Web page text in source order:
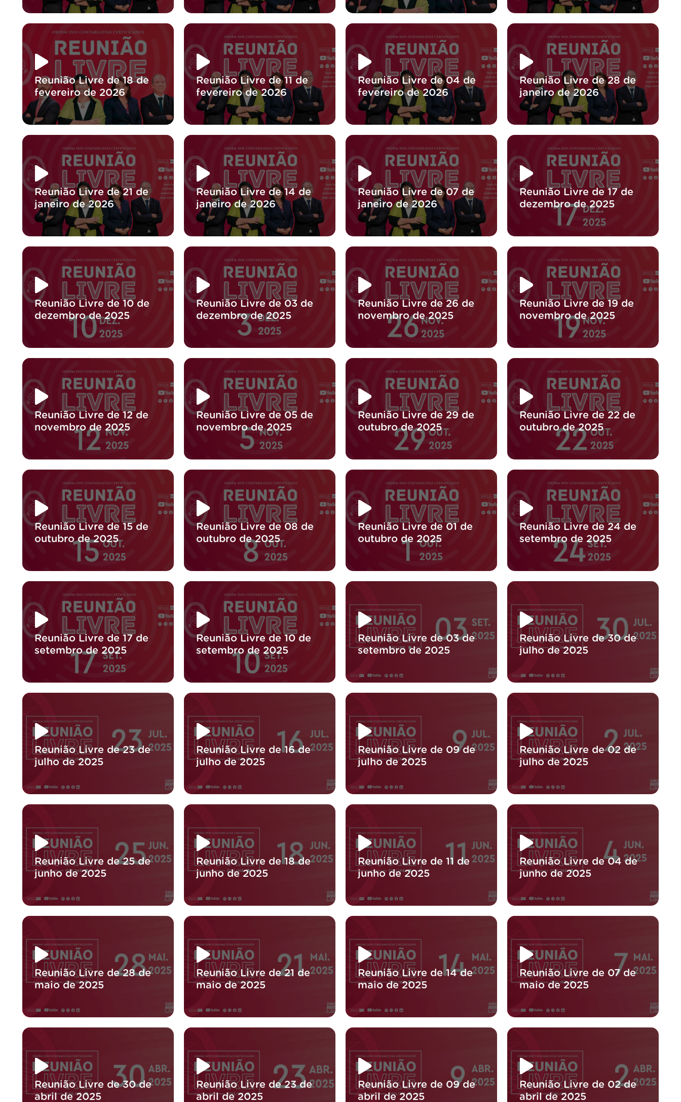
Reunião Livre de 18 de
fevereiro de 2026
Reunião Livre de 11 de
fevereiro de 2026
Reunião Livre de 04 de
fevereiro de 2026
Reunião Livre de 28 de
janeiro de 2026
Reunião Livre de 21 de
janeiro de 2026
Reunião Livre de 14 de
janeiro de 2026
Reunião Livre de 07 de
janeiro de 2026
Reunião Livre de 17 de
dezembro de 2025
Reunião Livre de 10 de
dezembro de 2025
Reunião Livre de 03 de
dezembro de 2025
Reunião Livre de 26 de
novembro de 2025
Reunião Livre de 19 de
novembro de 2025
Reunião Livre de 12 de
novembro de 2025
Reunião Livre de 05 de
novembro de 2025
Reunião Livre de 29 de
outubro de 2025
Reunião Livre de 22 de
outubro de 2025
Reunião Livre de 15 de
outubro de 2025
Reunião Livre de 08 de
outubro de 2025
Reunião Livre de 01 de
outubro de 2025
Reunião Livre de 24 de
setembro de 2025
Reunião Livre de 17 de
setembro de 2025
Reunião Livre de 10 de
setembro de 2025
Reunião Livre de 03 de
setembro de 2025
Reunião Livre de 30 de
julho de 2025
Reunião Livre de 23 de
julho de 2025
Reunião Livre de 16 de
julho de 2025
Reunião Livre de 09 de
julho de 2025
Reunião Livre de 02 de
julho de 2025
Reunião Livre de 25 de
junho de 2025
Reunião Livre de 18 de
junho de 2025
Reunião Livre de 11 de
junho de 2025
Reunião Livre de 04 de
junho de 2025
Reunião Livre de 28 de
maio de 2025
Reunião Livre de 21 de
maio de 2025
Reunião Livre de 14 de
maio de 2025
Reunião Livre de 07 de
maio de 2025
Reunião Livre de 30 de
abril de 2025
Reunião Livre de 23 de
abril de 2025
Reunião Livre de 09 de
abril de 2025
Reunião Livre de 02 de
abril de 2025